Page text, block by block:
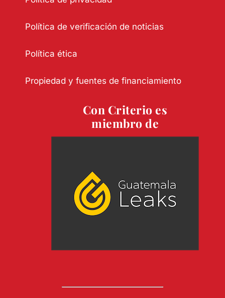
Política de verificación de noticias
Política ética
Propiedad y fuentes de financiamiento
Con Criterio es
miembro de